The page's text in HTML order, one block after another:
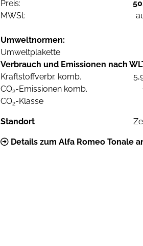
Preis:
MWSt:
Umweltnormen:
Umweltplakette
Verbrauch und Emissionen nach
Kraftstoffverbr. komb.
CO2-Emissionen komb.
CO2-Klasse
Standort
Details zum Alfa Romeo Tonale